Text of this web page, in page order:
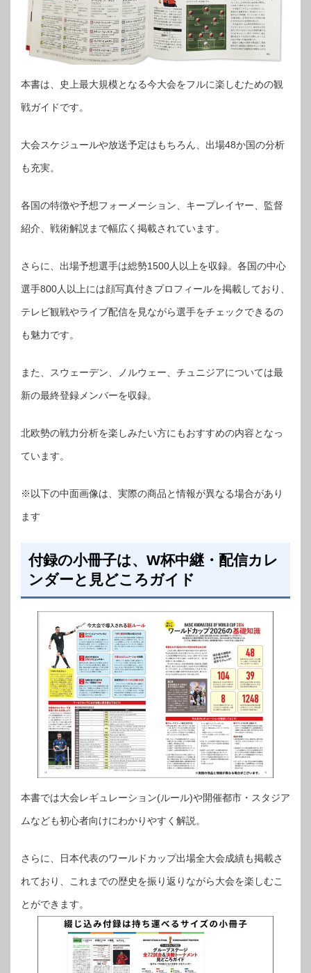
本書は、史上最大規模となる今大会をフルに楽しむための観
戦ガイドです。
大会スケジュールや放送予定はもちろん、出場48か国の分析
も充実。
各国の特徴や予想フォーメーション、キープレイヤー、監督
紹介、戦術解説まで幅広く掲載されています。
さらに、出場予想選手は総勢1500人以上を収録。各国の中心
選手800人以上には顔写真付きプロフィールを掲載しており、
テレビ観戦やライブ配信を見ながら選手をチェックできるの
も魅力です。
また、スウェーデン、ノルウェー、チュニジアについては最
新の最終登録メンバーを収録。
北欧勢の戦力分析を楽しみたい方にもおすすめの内容となっ
ています。
※以下の中面画像は、実際の商品と情報が異なる場合があり
ます
付録の小冊子は、W杯中継・配信カレ
ンダーと見どころガイド
本書では大会レギュレーション(ルール)や開催都市・スタジア
ムなども初心者向けにわかりやすく解説。
さらに、日本代表のワールドカップ出場全大会成績も掲載さ
れており、これまでの歴史を振り返りながら大会を楽しむこ
とができます。